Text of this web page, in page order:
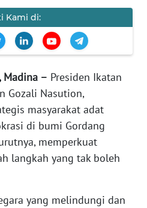
Kami di:
, Madina – Presiden Ikatan
Gozali Nasution,
masyarakat adat
di bumi Gordang
memperkuat
langkah yang tak boleh
yang melindungi dan